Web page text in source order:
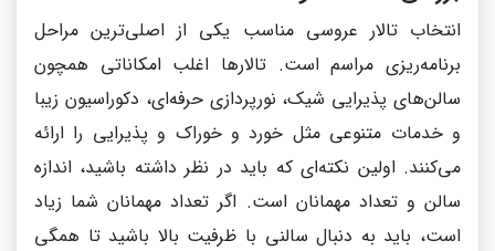
انتخاب تالار عروسی مناسب یکی از اصلی‌ترین مراحل
برنامه‌ریزی مراسم است. تالارها اغلب امکاناتی همچون
سالن‌های پذیرایی شیک، نورپردازی حرفه‌ای، دکوراسیون زیبا
و خدمات متنوعی مثل خورد و خوراک و پذیرایی را ارائه
می‌کنند. اولین نکته‌ای که باید در نظر داشته باشید، اندازه
سالن و تعداد مهمانان است. اگر تعداد مهمانان شما زیاد
است، باید به دنبال سالنی با ظرفیت بالا باشید تا همگی